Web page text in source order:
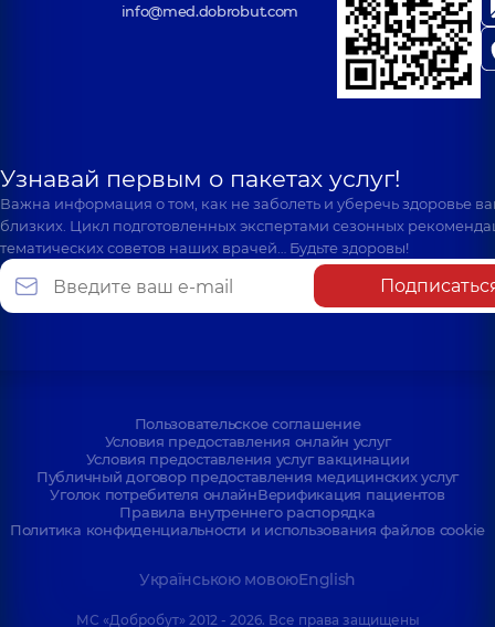
info@med.dobrobut.com
Узнавай первым о пакетах услуг!
Важна информация о том, как не заболеть и уберечь здоровье
близких. Цикл подготовленных экспертами сезонных
тематических советов наших врачей… Будьте здоровы!
Пользовательское соглашение
Условия предоставления онлайн услуг
Условия предоставления услуг вакцинации
Публичный договор предоставления медицинских услуг
Уголок потребителя онлайнВерификация пациентов
Правила внутреннего распорядка
Политика конфиденциальности и использования файлов cookie
Українською мовоюEnglish
МС «Добробут» 2012 - 2026. Все права защищены